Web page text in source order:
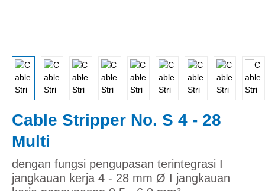
Cable Stripper No. S 4 - 28
Multi
dengan fungsi pengupasan terintegrasi I
jangkauan kerja 4 - 28 mm Ø I jangkauan